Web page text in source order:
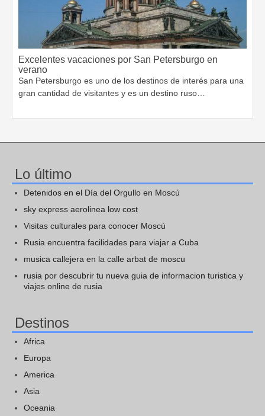
Excelentes vacaciones por San Petersburgo en
verano
San Petersburgo es uno de los destinos de interés para una
gran cantidad de visitantes y es un destino ruso…
Lo último
Detenidos en el Día del Orgullo en Moscú
sky express aerolinea low cost
Visitas culturales para conocer Moscú
Rusia encuentra facilidades para viajar a Cuba
musica callejera en la calle arbat de moscu
rusia por descubrir tu nueva guia de informacion turistica y
viajes online de rusia
Destinos
Africa
Europa
America
Asia
Oceania